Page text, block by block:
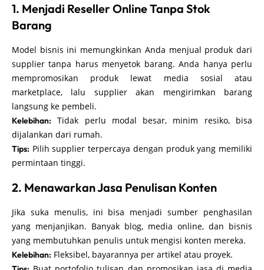
1. Menjadi Reseller Online Tanpa Stok
Barang
Model bisnis ini memungkinkan Anda menjual produk dari
supplier tanpa harus menyetok barang. Anda hanya perlu
mempromosikan produk lewat media sosial atau
marketplace, lalu supplier akan mengirimkan barang
langsung ke pembeli.
Kelebihan: Tidak perlu modal besar, minim resiko, bisa
dijalankan dari rumah.
Tips: Pilih supplier terpercaya dengan produk yang memiliki
permintaan tinggi.
2. Menawarkan Jasa Penulisan Konten
Jika suka menulis, ini bisa menjadi sumber penghasilan
yang menjanjikan. Banyak blog, media online, dan bisnis
yang membutuhkan penulis untuk mengisi konten mereka.
Kelebihan: Fleksibel, bayarannya per artikel atau proyek.